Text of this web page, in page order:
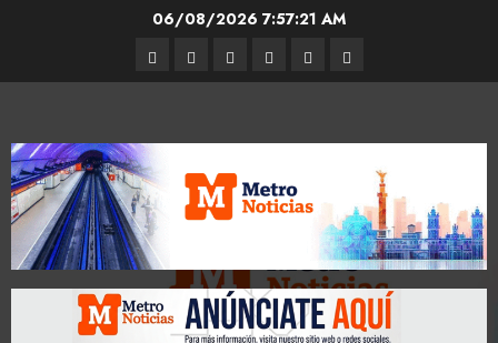
06/08/2026 7:57:22 AM
Entrevistas
Espectáculos
Movilidad
Metro
CDMX
CulturaOpinión